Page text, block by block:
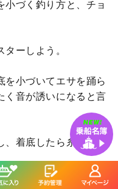
小づく釣り方と、チョ
ーしよう。
を小づいてエサを踊ら
く音が誘いになると言
、着底したら糸フケを